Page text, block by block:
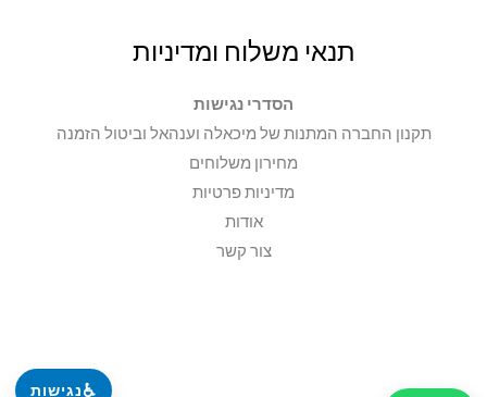
♿נגישות
תנאי משלוח ומדיניות
הסדרי נגישות
תקנון החברה המתנות של מיכאלה וענהאל וביטול הזמנה
מחירון משלוחים
מדיניות פרטיות
אודות
צור קשר